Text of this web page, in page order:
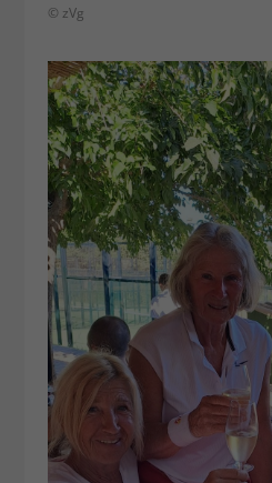
© zVg